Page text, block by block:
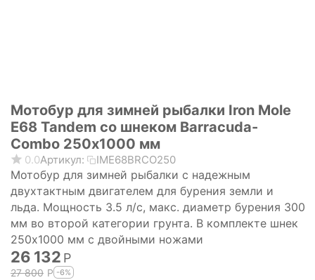
Мотобур для зимней рыбалки Iron Mole
E68 Tandem со шнеком Barracuda-
Combo 250х1000 мм
0.0Артикул: IME68BRCO250
Мотобур для зимней рыбалки с надежным
двухтактным двигателем для бурения земли и
льда. Мощность 3.5 л/с, макс. диаметр бурения 300
мм во второй категории грунта. В комплекте шнек
250х1000 мм с двойными ножами
26 132 Р
27 800 Р -6%